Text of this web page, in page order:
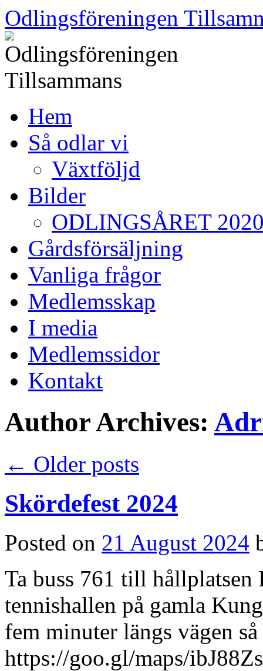
Skip
to
content
Odlingsföreningen
Hem
Så odlar vi
Växtföljd
Bilder
ODLINGSÅRET
Gårdsförsäljning
Vanliga frågor
Medlemsskap
I media
Medlemssidor
Kontakt
Author Archives:
← Older posts
Skördefest 2024
Posted on 21 August 2024
Ta buss 761 till
tennishallen på gamla
fem minuter längs vägen
https://goo.gl/maps/